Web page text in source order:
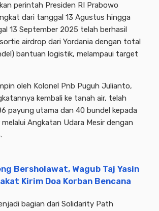
perintah Presiden RI Prabowo
dari tanggal 13 Agustus hingga
13 September 2025 telah berhasil
airdrop dari Yordania dengan total
bantuan logistik, melampaui target
oleh Kolonel Pnb Puguh Julianto,
kembali ke tanah air, telah
payung utama dan 40 bundel kepada
Angkatan Udara Mesir dengan
Bersholawat, Wagub Taj Yasin
Kirim Doa Korban Bencana
bagian dari Solidarity Path